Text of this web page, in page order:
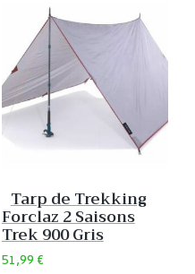
Tarp de Trekking
Forclaz 2 Saisons
Trek 900 Gris
51,99€